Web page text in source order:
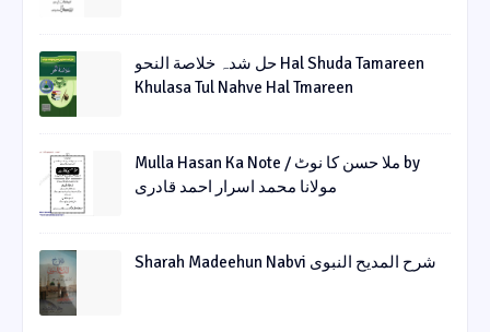
حل شدہ خلاصة النحو Hal Shuda Tamareen
Khulasa Tul Nahve Hal Tmareen
Mulla Hasan Ka Note / ملا حسن کا نوٹ by
مولانا محمد اسرار احمد قادری
Sharah Madeehun Nabvi شرح المدیح النبوی